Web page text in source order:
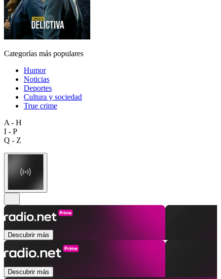
Categorías más populares
Humor
Noticias
Deportes
Cultura y sociedad
True crime
A - H
I - P
Q - Z
Descubrir más
Descubrir más